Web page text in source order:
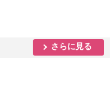
さらに見る